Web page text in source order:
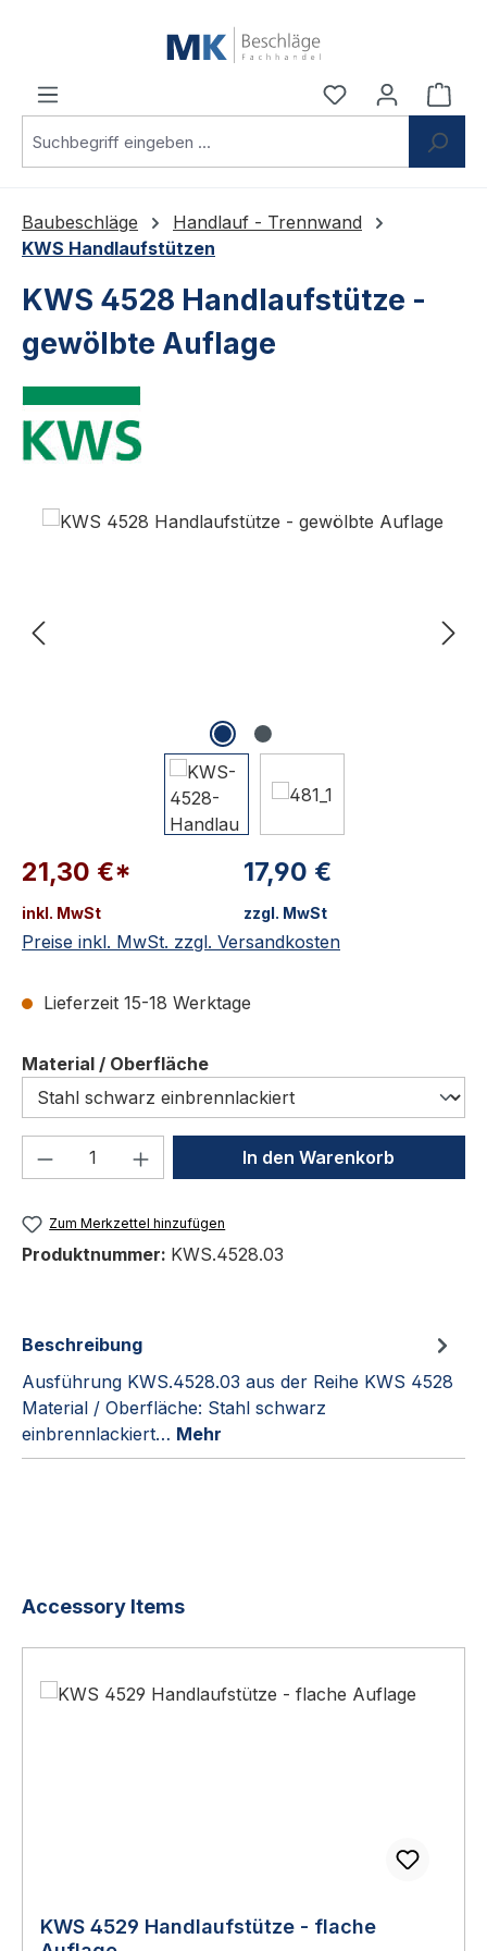
Du hast 0
Baubeschläge
Handlauf - Trennwand
KWS Handlaufstützen
KWS 4528 Handlaufstütze -
gewölbte Auflage
21,30 €*
inkl. MwSt
17,90 €
zzgl. MwSt
Preise inkl. MwSt. zzgl. Versandkosten
Lieferzeit 15-18 Werktage
Material / Oberflächeauswählen
Produkt Anzahl: Gib denIn den Warenkorb
Zum Merkzettel hinzufügen
Produktnummer: KWS.4528.03
Beschreibung
Ausführung KWS.4528.03 aus der Reihe KWS 4528
Material / Oberfläche: Stahl schwarz
einbrennlackiert… Mehr
Produktgalerie überspringen
Accessory Items
KWS 4529 Handlaufstütze - flache